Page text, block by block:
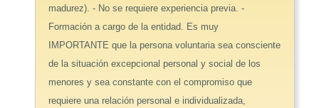
madurez). - No se requiere experiencia previa. -
Formación a cargo de la entidad. Es muy
IMPORTANTE que la persona voluntaria sea consciente
de la situación excepcional personal y social de los
menores y sea constante con el compromiso que
requiere una relación personal e individualizada,